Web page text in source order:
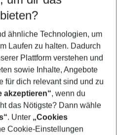
Nächte
anzeigen
ähnliche Technologien, um
Laufen zu halten. Dadurch
Plattform verstehen und
sowie Inhalte, Angebote
für dich relevant sind und zu
akzeptieren“, wenn du
das Nötigste? Dann wähle
. Unter „Cookies
Cookie-Einstellungen